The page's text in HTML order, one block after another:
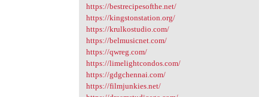
https://bestrecipesofthe.net/
https://kingstonstation.org/
https://krulkostudio.com/
https://belmusicnet.com/
https://qwreg.com/
https://limelightcondos.com/
https://gdgchennai.com/
https://filmjunkies.net/